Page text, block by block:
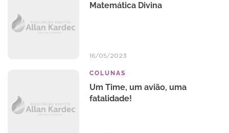
Matemática Divina
16/05/2023
COLUNAS
Um Time, um avião, uma
fatalidade!